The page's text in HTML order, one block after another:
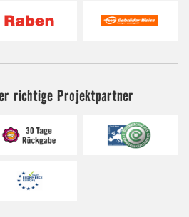
richtige Projektpartner